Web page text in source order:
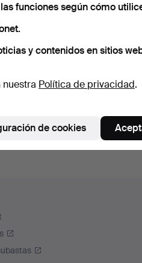
funciones según cómo
y contenidos en sitios
Política de privacidad.
de cookies